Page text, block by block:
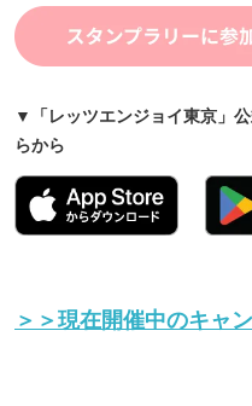
▼「レッツエンジョイ東京」
らから
＞＞現在開催中のキャ